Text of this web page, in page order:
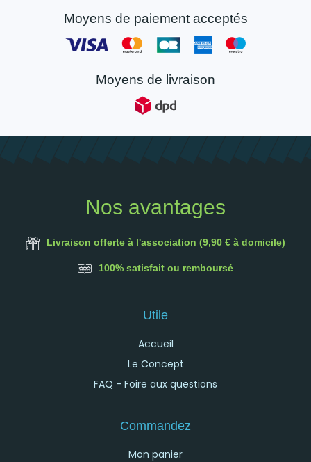
Moyens de paiement acceptés
Moyens de livraison
Nos avantages
Livraison offerte à l'association (9,90 € à domicile)
100% satisfait ou remboursé
Utile
Accueil
Le Concept
FAQ - Foire aux questions
Commandez
Mon panier